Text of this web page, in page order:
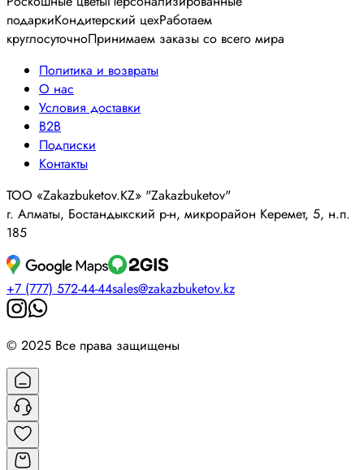
подаркиКондитерский цехРаботаем
круглосуточноПринимаем заказы со всего мира
Политика и возвраты
О нас
Условия доставки
B2B
Подписки
Контакты
ТОО «Zakazbuketov.KZ» "Zakazbuketov"
г. Алматы, Бостандыкский р-н, микрорайон Керемет, 5, н.п.
185
+7 (777) 572-44-44sales@zakazbuketov.kz
© 2025 Все права защищены